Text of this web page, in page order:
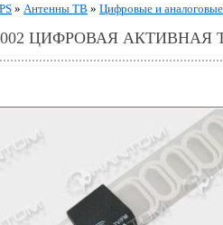
» Антенны ТВ » Цифровые и
002 ЦИФРОВАЯ